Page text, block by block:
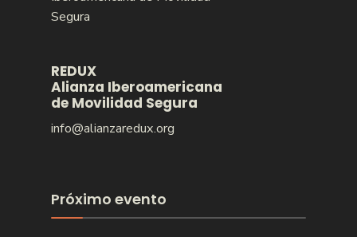
REDUX
Alianza Iberoamericana
de Movilidad Segura
info@alianzaredux.org
Próximo evento